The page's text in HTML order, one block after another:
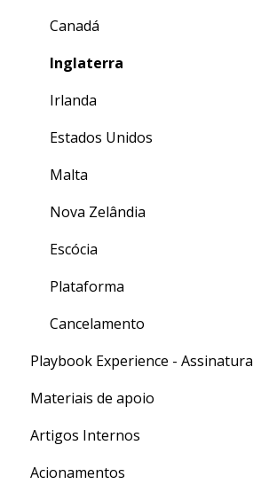
Canadá
Inglaterra
Irlanda
Estados Unidos
Malta
Nova Zelândia
Escócia
Plataforma
Cancelamento
Playbook Experience - Assinatura
Processos
Materiais de apoio
Para o seu Intercâmbio
Artigos Internos
Acionamentos